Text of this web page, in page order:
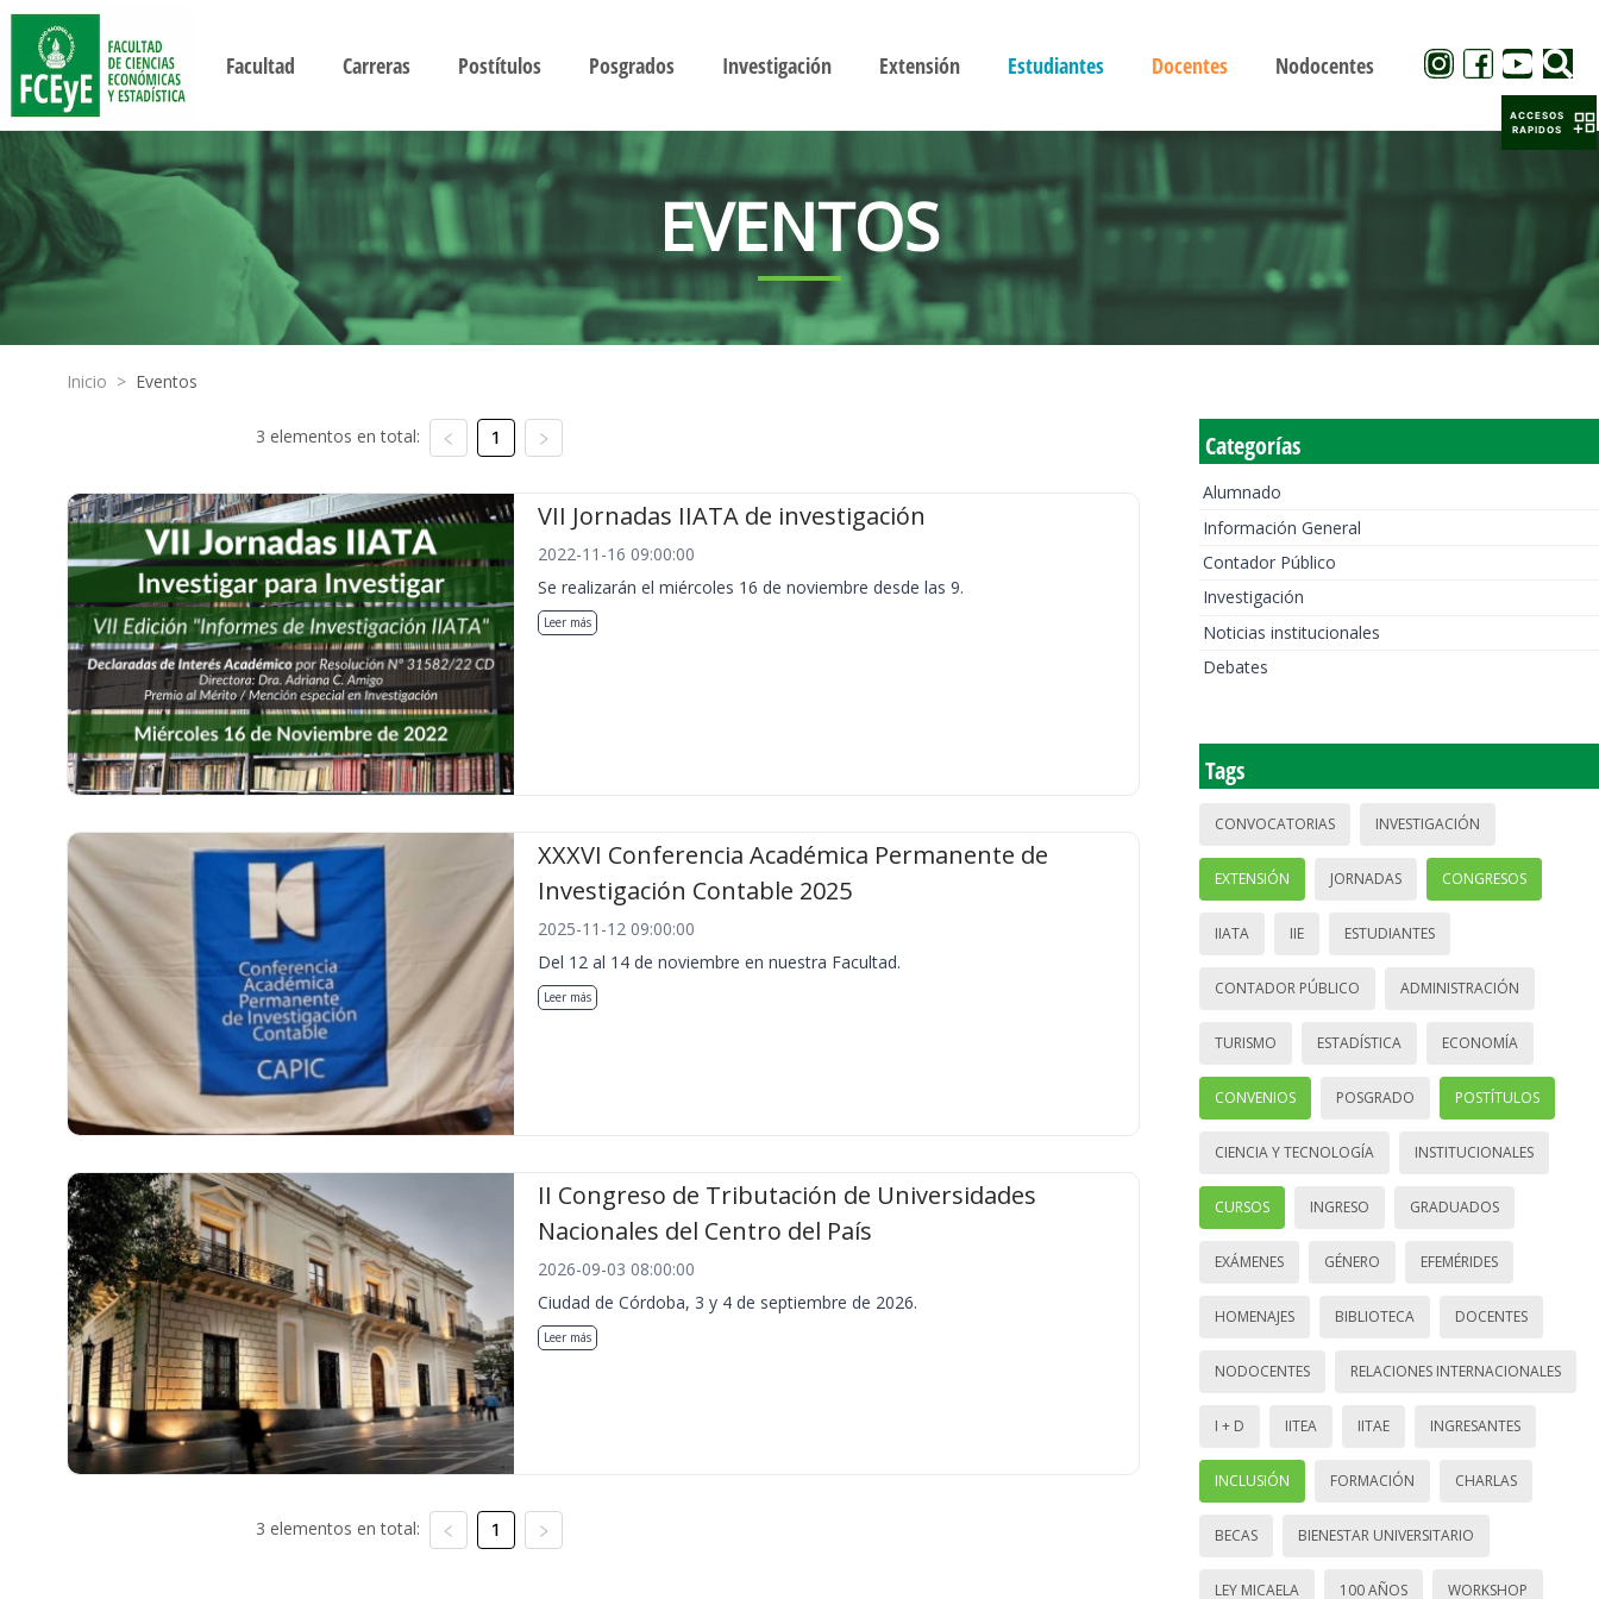
Facultad Carreras Postítulos Posgrados Investigación Extensión Estudiantes Docentes Nodocentes
EVENTOS
Inicio > Eventos
3 elementos en total: 1
VII Jornadas IIATA de investigación
2022-11-16 09:00:00
Se realizarán el miércoles 16 de noviembre desde las 9.
Leer más
XXXVI Conferencia Académica Permanente de
Investigación Contable 2025
2025-11-12 09:00:00
Del 12 al 14 de noviembre en nuestra Facultad.
Leer más
II Congreso de Tributación de Universidades
Nacionales del Centro del País
2026-09-03 08:00:00
Ciudad de Córdoba, 3 y 4 de septiembre de 2026.
Leer más
3 elementos en total: 1
Categorías
Alumnado
Información General
Contador Público
Investigación
Noticias institucionales
Debates
Tags
CONVOCATORIAS INVESTIGACIÓN
EXTENSIÓN JORNADAS CONGRESOS
IIATA IIE ESTUDIANTES
CONTADOR PÚBLICO ADMINISTRACIÓN
TURISMO ESTADÍSTICA ECONOMÍA
CONVENIOS POSGRADO POSTÍTULOS
CIENCIA Y TECNOLOGÍA INSTITUCIONALES
CURSOS INGRESO GRADUADOS
EXÁMENES GÉNERO EFEMÉRIDES
HOMENAJES BIBLIOTECA DOCENTES
NODOCENTES RELACIONES INTERNACIONALES
I + D IITEA IITAE INGRESANTES
INCLUSIÓN FORMACIÓN CHARLAS
BECAS BIENESTAR UNIVERSITARIO
LEY MICAELA 100 AÑOS WORKSHOP
ACCESOS
RAPIDOS